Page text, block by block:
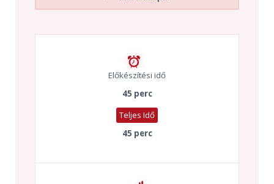
Előkészítési idő
45 perc
Teljes Idő
45 perc